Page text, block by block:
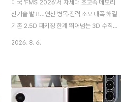
미국 'FMS 2026'서 차세대 초고속 메모리
신기술 발표…연산 병목·전력 소모 대폭 해결
기존 2.5D 패키징 한계 뛰어넘는 3D 수직
(HBM) 간의 연산 데이터 병목 현상을 근본
적으로 해결할 차세대 메모리 신기술을 세계
2026. 8. 6.